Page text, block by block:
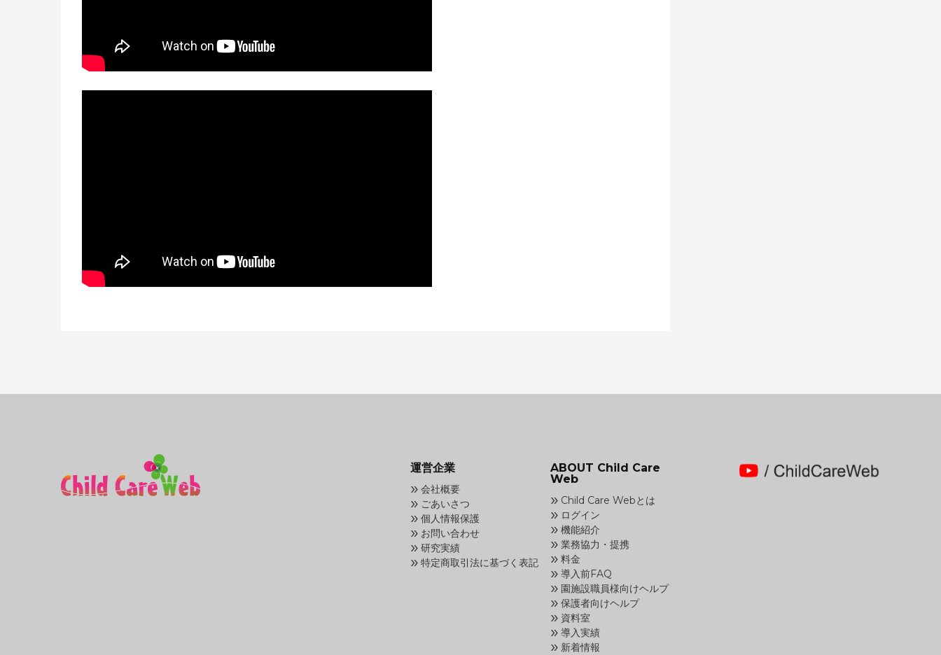
運営企業
» 会社概要
» ごあいさつ
» 個人情報保護
» お問い合わせ
» 研究実績
» 特定商取引法に基づく表記
ABOUT Child Care
Web
» Child Care Webとは
» ログイン
» 機能紹介
» 業務協力・提携
» 料金
» 導入前FAQ
» 園施設職員様向けヘルプ
» 保護者向けヘルプ
» 資料室
» 導入実績
» 新着情報